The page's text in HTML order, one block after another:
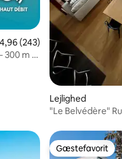
ud af 5 i gennemsnitlig
4,96 (243)
300 m til
Lejlighed
"Le Belvédère"
Gæstefavorit
Gæstefavorit